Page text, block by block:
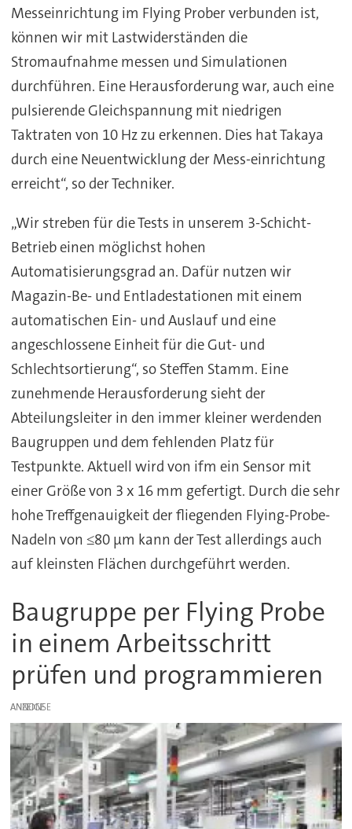
Messeinrichtung im Flying Prober verbunden ist,
können wir mit Lastwiderständen die
Stromaufnahme messen und Simulationen
durchführen. Eine Herausforderung war, auch eine
pulsierende Gleichspannung mit niedrigen
Taktraten von 10 Hz zu erkennen. Dies hat Takaya
durch eine Neuentwicklung der Mess-einrichtung
erreicht“, so der Techniker.
„Wir streben für die Tests in unserem 3-Schicht-
Betrieb einen möglichst hohen
Automatisierungsgrad an. Dafür nutzen wir
Magazin-Be- und Entladestationen mit einem
automatischen Ein- und Auslauf und eine
angeschlossene Einheit für die Gut- und
Schlechtsortierung“, so Steffen Stamm. Eine
zunehmende Herausforderung sieht der
Abteilungsleiter in den immer kleiner werdenden
Baugruppen und dem fehlenden Platz für
Testpunkte. Aktuell wird von ifm ein Sensor mit
einer Größe von 3 x 16 mm gefertigt. Durch die sehr
hohe Treffgenauigkeit der fliegenden Flying-Probe-
Nadeln von ≤80 µm kann der Test allerdings auch
auf kleinsten Flächen durchgeführt werden.
Baugruppe per Flying Probe
in einem Arbeitsschritt
prüfen und programmieren
ANZEIGE